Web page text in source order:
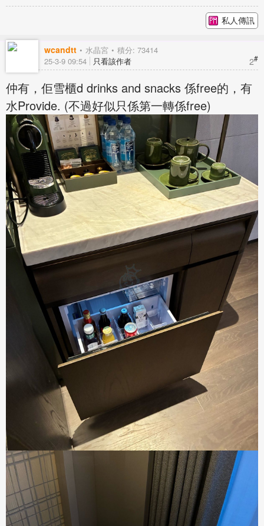
私人傳訊
wcandtt 水晶宮 積分: 73414
2#
25-3-9 09:54 只看該作者
仲有，佢雪櫃d drinks and snacks 係free的，有
水Provide. (不過好似只係第一轉係free)